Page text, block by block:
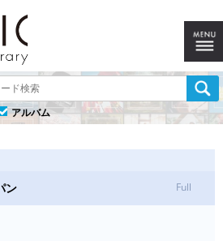
アルバム
ン Full